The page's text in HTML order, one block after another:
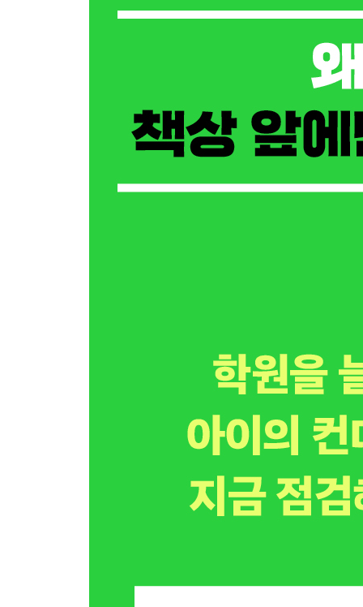
12장 · 산소가 부족하면 심장은 비상 모드로 뛴다
4부 항생제도, 스테로이드도 두렵지 않다_ 항생제
13장 · 기침에도 종류가 있다
[두 아빠의 대화 엿듣기] 무조건 ‘센 약’을 찾으면
14장 · 숨통을 틔우는 기관지 확장제
[두 아빠의 대화 엿듣기] 정크 슬립: 12시간 자도 키
18장 · 주말 아침 2시간, 숲이 아이의 건강한 뇌를
19장 · 아이 뇌를 망치는 식탁 위의 적들
[두 아빠의 대화 엿듣기] 심심한 집밥 vs. 마라탕
[두 아빠의 대화 엿듣기] 자세가 바뀌자 집중력이
21장 · 한숨은 나쁜 게 아니다